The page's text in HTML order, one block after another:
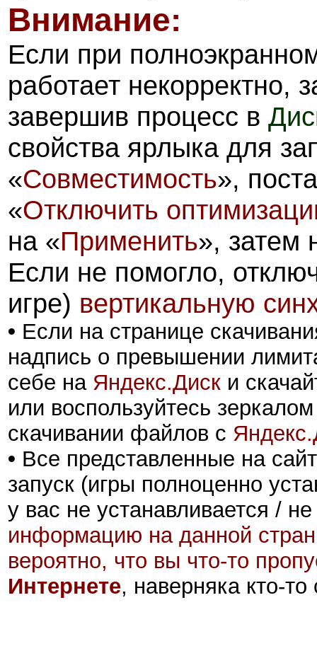
Внимание:
Если при
работает некорректно,
завершив процесс в
свойства ярлыка для
«Совместимость»,
«Отключить
на «Применить», затем
Если не помогло,
игре) вертикальную
• Если на странице
надпись о превышении
себе на Яндекс.Диск и
или воспользуйтесь
скачивании файлов с
• Все представленные на
запуск (игры полноценно
у вас не устанавливается /
информацию на данной
вероятно, что вы что-то
Интернете, наверняка кто-